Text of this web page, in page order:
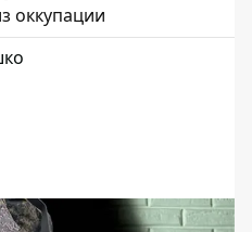
оккупации